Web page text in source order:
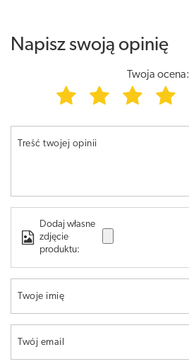
Napisz swoją opinię
Twoja ocena:
Treść twojej opinii
Dodaj własne
zdjęcie
produktu:
Twoje imię
Twój email